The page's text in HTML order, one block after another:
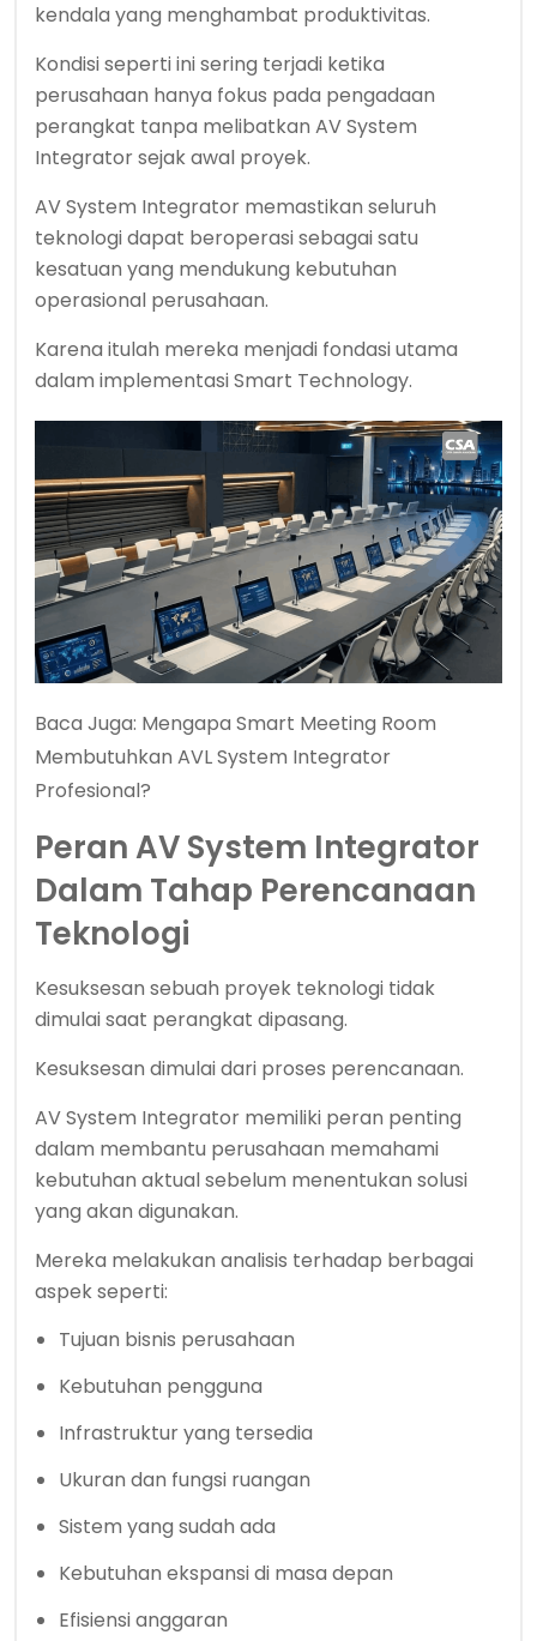
kendala yang menghambat produktivitas.
Kondisi seperti ini sering terjadi ketika
perusahaan hanya fokus pada pengadaan
perangkat tanpa melibatkan AV System
Integrator sejak awal proyek.
AV System Integrator memastikan seluruh
teknologi dapat beroperasi sebagai satu
kesatuan yang mendukung kebutuhan
operasional perusahaan.
Karena itulah mereka menjadi fondasi utama
dalam implementasi Smart Technology.
Baca Juga: Mengapa Smart Meeting Room
Membutuhkan AVL System Integrator
Profesional?
Peran AV System Integrator
Dalam Tahap Perencanaan
Teknologi
Kesuksesan sebuah proyek teknologi tidak
dimulai saat perangkat dipasang.
Kesuksesan dimulai dari proses perencanaan.
AV System Integrator memiliki peran penting
dalam membantu perusahaan memahami
kebutuhan aktual sebelum menentukan solusi
yang akan digunakan.
Mereka melakukan analisis terhadap berbagai
aspek seperti:
Tujuan bisnis perusahaan
Kebutuhan pengguna
Infrastruktur yang tersedia
Ukuran dan fungsi ruangan
Sistem yang sudah ada
Kebutuhan ekspansi di masa depan
Efisiensi anggaran